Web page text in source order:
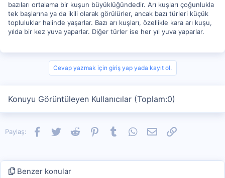
bazıları ortalama bir kuşun büyüklüğündedir. Arı kuşları çoğunlukla
tek başlarına ya da ikili olarak görülürler, ancak bazı türleri küçük
topluluklar halinde yaşarlar. Bazı arı kuşları, özellikle kara arı kuşu,
yılda bir kez yuva yaparlar. Diğer türler ise her yıl yuva yaparlar.
Cevap yazmak için giriş yap yada kayıt ol.
Konuyu Görüntüleyen Kullanıcılar (Toplam:0)
Paylaş: Facebook
TwitterReddit PinterestTumblrWhatsApp
E-postaLink
Benzer konular